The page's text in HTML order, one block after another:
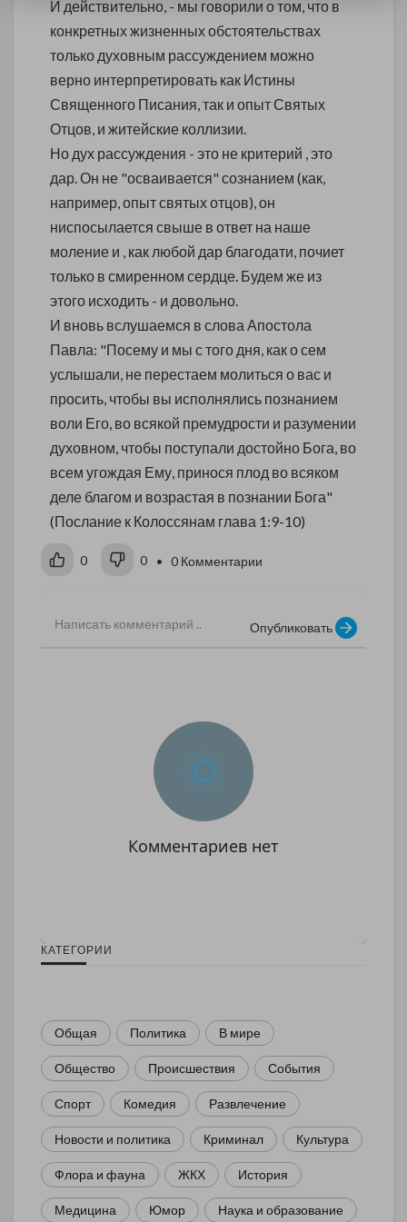
И действительно, - мы говорили о том, что в
конкретных жизненных обстоятельствах
только духовным рассуждением можно
верно интерпретировать как Истины
Священного Писания, так и опыт Святых
Отцов, и житейские коллизии.
Но дух рассуждения - это не критерий , это
дар. Он не "осваивается" сознанием (как,
например, опыт святых отцов), он
ниспосылается свыше в ответ на наше
моление и , как любой дар благодати, почиет
только в смиренном сердце. Будем же из
этого исходить - и довольно.
И вновь вслушаемся в слова Апостола
Павла: "Посему и мы с того дня, как о сем
услышали, не перестаем молиться о вас и
просить, чтобы вы исполнялись познанием
воли Его, во всякой премудрости и разумении
духовном, чтобы поступали достойно Бога, во
всем угождая Ему, принося плод во всяком
деле благом и возрастая в познании Бога"
(Послание к Колоссянам глава 1:9-10)
0 0 • 0 Комментарии
Опубликовать
Комментариев нет
КАТЕГОРИИ
Общая Политика В мире
Общество Происшествия События
Спорт Комедия Развлечение
Новости и политика Криминал Культура
Флора и фауна ЖКХ История
Медицина Юмор Наука и образование